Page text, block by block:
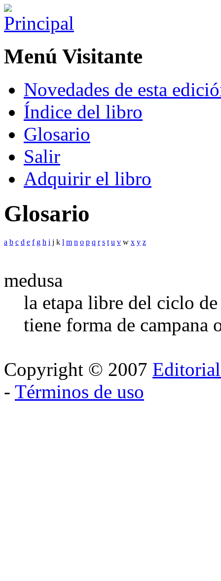
Menú Visitante
Novedades de esta
Índice del libro
Glosario
Salir
Adquirir el libro
Glosario
a b c d e f g h i j k l m n o p q r s t u v w x y z
medusa
la etapa libre del ciclo
tiene forma de campana
Copyright © 2007
- Términos de uso